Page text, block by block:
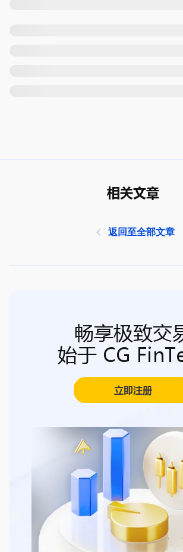
相关文章
返回至全部文章
畅享极致交
始于 CG
立即注册